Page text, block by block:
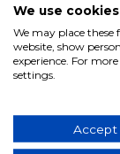
En vous
communications de
J'accepte
We use cookies
We may place
website, show
experience. For
settings.
Accept